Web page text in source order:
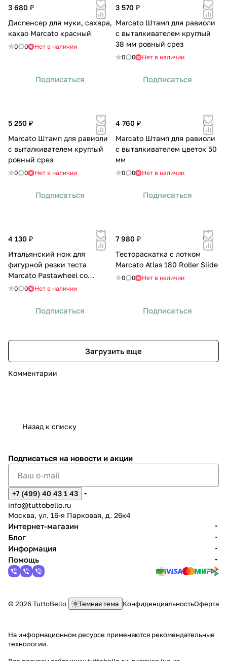
3 680 ₽
Диспенсер для муки, сахара,
какао Marcato красный
0 0 Нет в наличии
Подписаться
3 570 ₽
Marcato Штамп для равиоли
с выталкивателем круглый
38 мм ровный срез
0 0 Нет в наличии
Подписаться
5 250 ₽
Marcato Штамп для равиоли
с выталкивателем круглый
ровный срез
0 0 Нет в наличии
Подписаться
4 760 ₽
Marcato Штамп для равиоли
с выталкивателем цветок 50
мм
0 0 Нет в наличии
Подписаться
4 130 ₽
Итальянский нож для
фигурной резки теста
Marcato Pastawheel со
сменными режущими
0 0 Нет в наличии
Подписаться
7 980 ₽
Тестораскатка с лотком
Marcato Atlas 180 Roller Slide
0 0 Нет в наличии
Подписаться
Загрузить еще
Комментарии
Назад к списку
Подписаться на новости и акции
+7 (499) 40 43 1 43
info@tuttobello.ru
Москва, ул. 16-я Парковая, д. 26к4
Интернет-магазин
Блог
Информация
Помощь
© 2026 TuttoBello Темная тема КонфиденциальностьОферта
На информационном ресурсе применяются рекомендательные
технологии.